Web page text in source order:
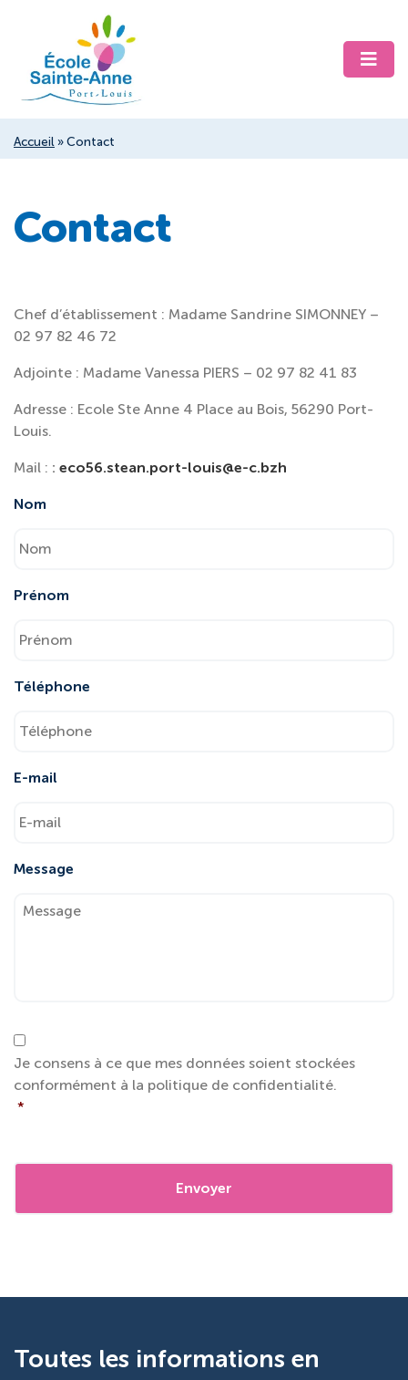
Accueil » Contact
Contact
Chef d’établissement : Madame Sandrine SIMONNEY –
02 97 82 46 72
Adjointe : Madame Vanessa PIERS – 02 97 82 41 83
Adresse : Ecole Ste Anne 4 Place au Bois, 56290 Port-
Louis.
Mail : : eco56.stean.port-louis@e-c.bzh
Nom
Prénom
Téléphone
E-mail
Message
RGPD
Je consens à ce que mes données soient stockées
conformément à la politique de confidentialité.
*
Toutes les informations en